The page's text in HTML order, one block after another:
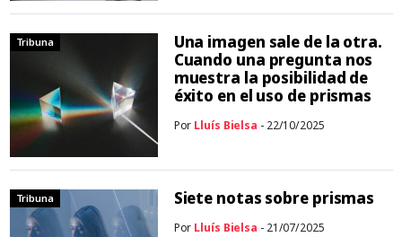
Tribuna
Una imagen sale de la otra.
Cuando una pregunta nos
muestra la posibilidad de
éxito en el uso de prismas
Por Lluís Bielsa - 22/10/2025
Tribuna Siete notas sobre prismas
Por Lluís Bielsa - 21/07/2025